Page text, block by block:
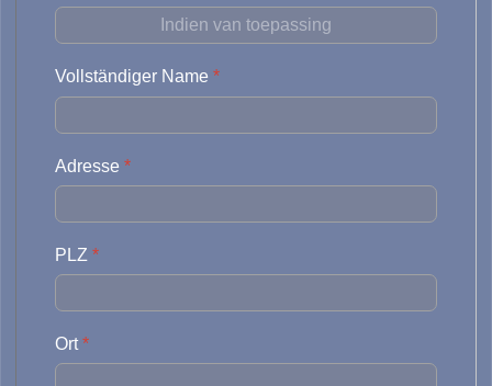
Vollständiger Name *
Adresse *
PLZ *
Ort*